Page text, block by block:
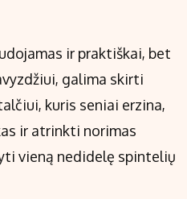
ir praktiškai, bet
galima skirti
kuris seniai erzina,
ir atrinkti norimas
vieną nedidelę spintelių